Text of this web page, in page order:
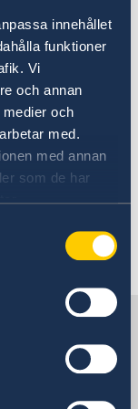
innehållet
funktioner
Vi
och annan
och
med.
med annan
som de har
finner
vilka